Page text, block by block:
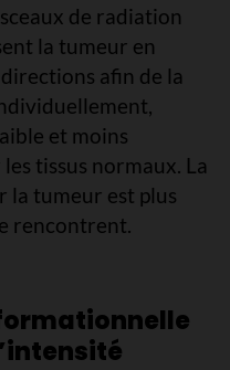
de radiation
la tumeur en
afin de la
et moins
tissus normaux. La
la tumeur est plus
rencontrent.